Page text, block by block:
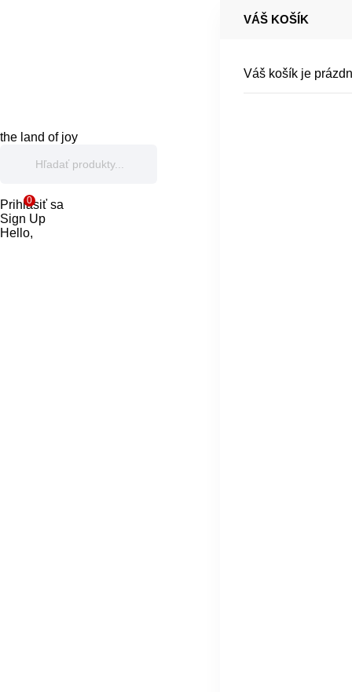
the land of joy
0
Prihlásiť sa
Sign Up
Hello,
VÁŠ KOŠÍK
Váš košík je